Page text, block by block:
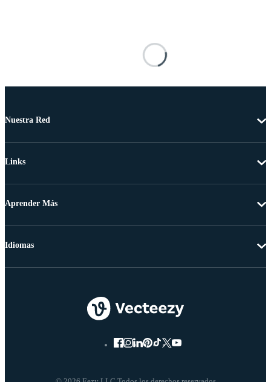
Nuestra Red
Links
Aprender Más
Idiomas